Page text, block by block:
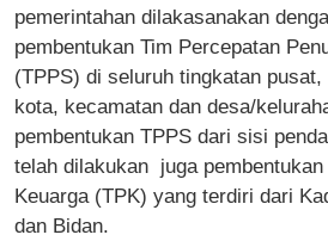
pemerintahan dilakasanakan
pembentukan Tim Percepatan
(TPPS) di seluruh tingkatan
kota, kecamatan dan desa/
pembentukan TPPS dari sisi
telah dilakukan juga pembentukan
Keuarga (TPK) yang terdiri dari
dan Bidan.